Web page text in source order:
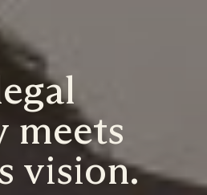
meets
vision.